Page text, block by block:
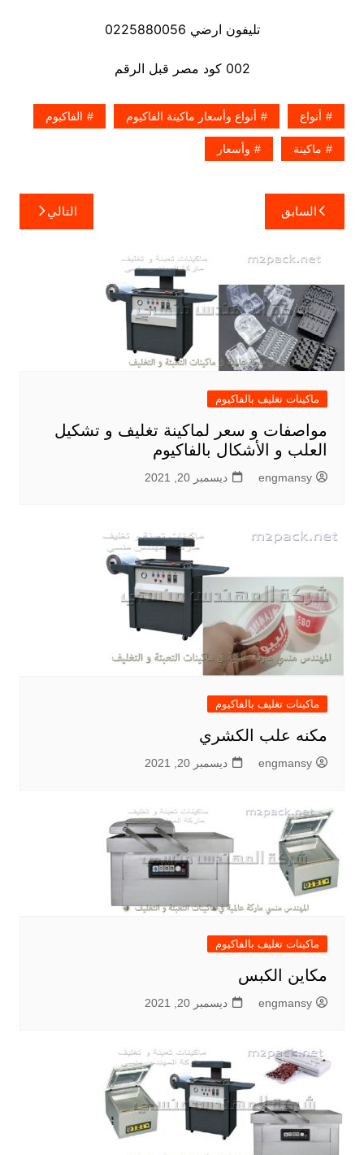
تليفون ارضي 0225880056
002 كود مصر قبل الرقم
أنواع أنواع وأسعار ماكينة الفاكيوم الفاكيوم
ماكينة وأسعار
تصفّح
المقالات
السابق التالي
ماكينات تغليف بالفاكيوم
مواصفات و سعر لماكينة تغليف و تشكيل
العلب و الأشكال بالفاكيوم
engmansy ديسمبر 20, 2021
ماكينات تغليف بالفاكيوم
مكنه علب الكشري
engmansy ديسمبر 20, 2021
ماكينات تغليف بالفاكيوم
مكاين الكبس
engmansy ديسمبر 20, 2021